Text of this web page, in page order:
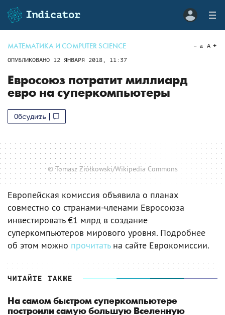
МАТЕМАТИКА И COMPUTER SCIENCE
ОПУБЛИКОВАНО 12 ЯНВАРЯ 2018, 11:37
a A
Евросоюз потратит миллиард
евро на суперкомпьютеры
Обсудить
© Tomasz Ziółkowski/Wikipedia Commons
Европейская комиссия объявила о планах
совместно со странами-членами Евросоюза
инвестировать €1 млрд в создание
суперкомпьютеров мирового уровня. Подробнее
об этом можно прочитатьна сайте Еврокомиссии.
ЧИТАЙТЕ ТАКЖЕ
На самом быстром суперкомпьютере
построили самую большую Вселенную